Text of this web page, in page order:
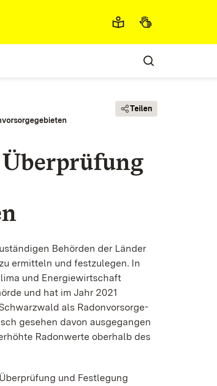
Metamenü
Teilen
Behörden der Länder
ermitteln und festzulegen. In
und Energiewirtschaft
und hat im Jahr 2021
als Radon­vorsorge­
gesehen davon ausgegangen
Radonwerte oberhalb des
und Festlegung